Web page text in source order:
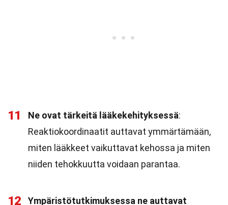
11 Ne ovat tärkeitä lääkekehityksessä:
Reaktiokoordinaatit auttavat ymmärtämään,
miten lääkkeet vaikuttavat kehossa ja miten
niiden tehokkuutta voidaan parantaa.
12
Ympäristötutkimuksessa ne auttavat